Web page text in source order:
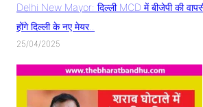
Delhi New Mayor: दिल्ली MCD में बीजेपी की
होंगे दिल्ली के नए मेयर..
25/04/2025